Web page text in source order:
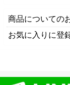
商品についての
お気に入りに登